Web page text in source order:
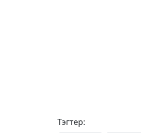
Тэгтер: